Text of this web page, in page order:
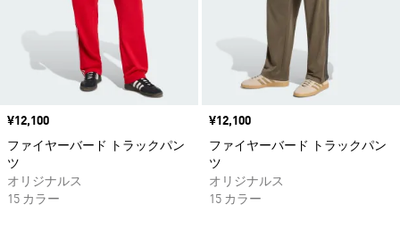
価格
¥12,100
ファイヤーバード トラックパン
ツ
オリジナルス
15 カラー
価格
¥12,100
ファイヤーバード トラックパン
ツ
オリジナルス
15 カラー